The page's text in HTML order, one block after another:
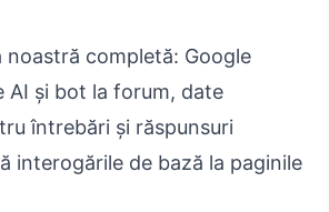
noastră completă: Google
AI și bot la forum, date
întrebări și răspunsuri
interogările de bază la paginile